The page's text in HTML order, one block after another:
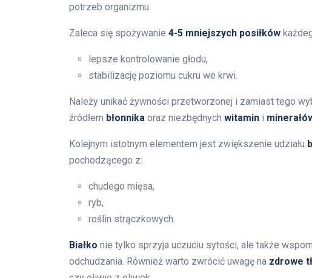
potrzeb organizmu.
Zaleca się spożywanie 4-5 mniejszych posiłków
lepsze kontrolowanie głodu,
stabilizację poziomu cukru we krwi.
Należy unikać żywności przetworzonej i zamiast tego
źródłem błonnika oraz niezbędnych witamin i
Kolejnym istotnym elementem jest zwiększenie udziału
pochodzącego z:
chudego mięsa,
ryb,
roślin strączkowych.
Białko nie tylko sprzyja uczuciu sytości, ale także
odchudzania. Również warto zwrócić uwagę na zdrowe